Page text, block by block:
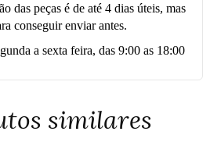
das peças é de até 4 dias úteis, mas
conseguir enviar antes.
a sexta feira, das 9:00 as 18:00
similares